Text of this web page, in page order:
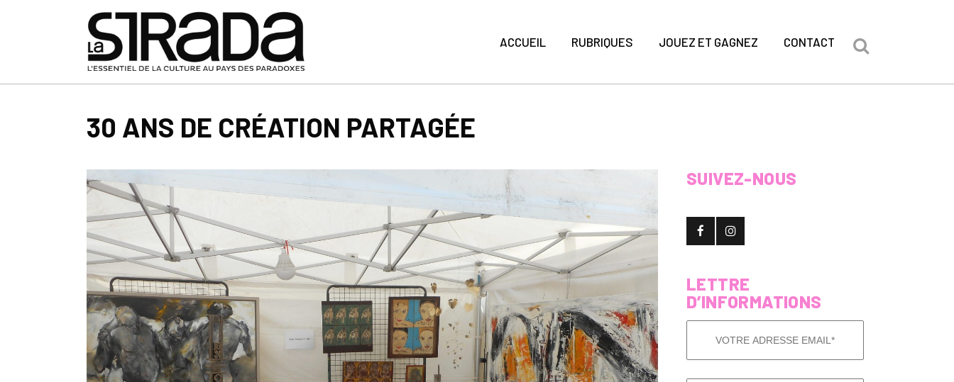
ACCUEIL RUBRIQUES JOUEZ ET GAGNEZ CONTACT
30 ANS DE CRÉATION PARTAGÉE
SUIVEZ-NOUS
LETTRE
D’INFORMATIONS